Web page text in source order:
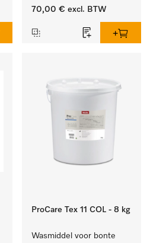
alkalisch, 20 kg voor het
en kleurechte bonte was.
70,00 € excl. BTW
ProCare Tex 11 COL - 8 kg
Wasmiddel voor bonte